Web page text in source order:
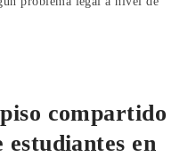
compartido
estudiantes en